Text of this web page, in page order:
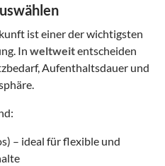
ist einer der wichtigsten
In weltweitentscheiden
Aufenthaltsdauer und
– ideal für flexible und